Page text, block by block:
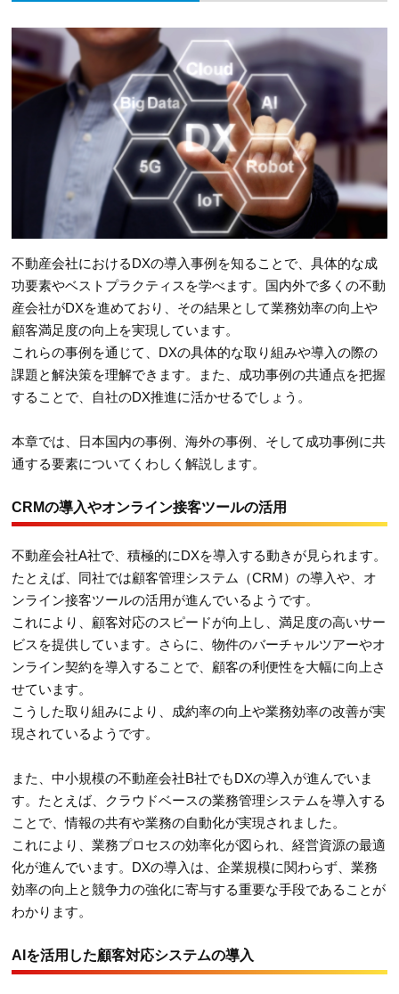
不動産会社におけるDXの導入事例を知ることで、具体的な成
功要素やベストプラクティスを学べます。国内外で多くの不動
産会社がDXを進めており、その結果として業務効率の向上や
顧客満足度の向上を実現しています。
これらの事例を通じて、DXの具体的な取り組みや導入の際の
課題と解決策を理解できます。また、成功事例の共通点を把握
することで、自社のDX推進に活かせるでしょう。
本章では、日本国内の事例、海外の事例、そして成功事例に共
通する要素についてくわしく解説します。
CRMの導入やオンライン接客ツールの活用
不動産会社A社で、積極的にDXを導入する動きが見られます。
たとえば、同社では顧客管理システム（CRM）の導入や、オ
ンライン接客ツールの活用が進んでいるようです。
これにより、顧客対応のスピードが向上し、満足度の高いサー
ビスを提供しています。さらに、物件のバーチャルツアーやオ
ンライン契約を導入することで、顧客の利便性を大幅に向上さ
せています。
こうした取り組みにより、成約率の向上や業務効率の改善が実
現されているようです。
また、中小規模の不動産会社B社でもDXの導入が進んでいま
す。たとえば、クラウドベースの業務管理システムを導入する
ことで、情報の共有や業務の自動化が実現されました。
これにより、業務プロセスの効率化が図られ、経営資源の最適
化が進んでいます。DXの導入は、企業規模に関わらず、業務
効率の向上と競争力の強化に寄与する重要な手段であることが
わかります。
AIを活用した顧客対応システムの導入